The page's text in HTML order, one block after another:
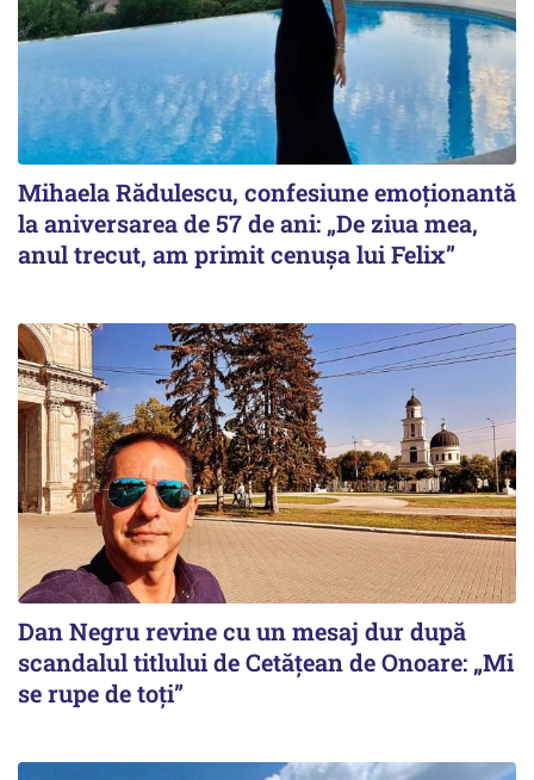
Mihaela Rădulescu, confesiune emoționantă
la aniversarea de 57 de ani: „De ziua mea,
anul trecut, am primit cenușa lui Felix”
Dan Negru revine cu un mesaj dur după
scandalul titlului de Cetățean de Onoare: „Mi
se rupe de toți”